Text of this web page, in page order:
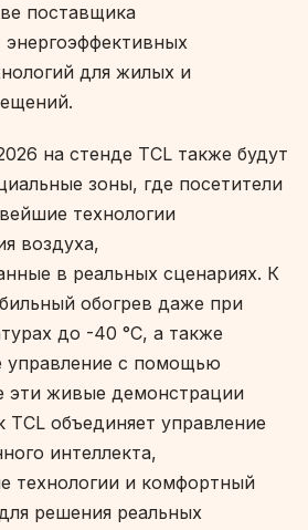
поставщика
энергоэффективных
для жилых и
на стенде TCL также будут
зоны, где посетители
технологии
воздуха,
в реальных сценариях. К
обогрев даже при
до -40 °C, а также
управление с помощью
эти живые демонстрации
объединяет управление
интеллекта,
технологии и комфортный
решения реальных